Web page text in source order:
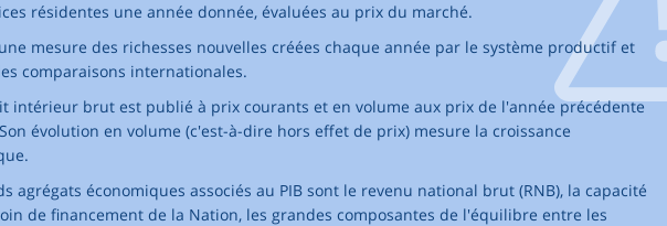
résidentes une année donnée, évaluées au prix du marché.
mesure des richesses nouvelles créées chaque année par le système productif et
comparaisons internationales.
intérieur brut est publié à prix courants et en volume aux prix de l'année précédente
évolution en volume (c'est-à-dire hors effet de prix) mesure la croissance
agrégats économiques associés au PIB sont le revenu national brut (RNB), la capacité
de financement de la Nation, les grandes composantes de l'équilibre entre les